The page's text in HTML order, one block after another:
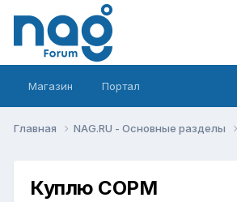
Магазин Портал
Главная NAG.RU - Основные разделы
Куплю СОРМ